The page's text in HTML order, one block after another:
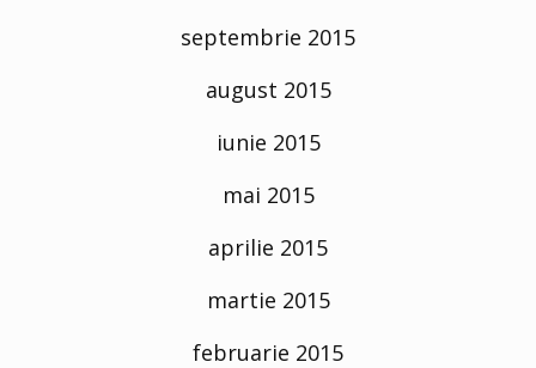
septembrie 2015
august 2015
iunie 2015
mai 2015
aprilie 2015
martie 2015
februarie 2015